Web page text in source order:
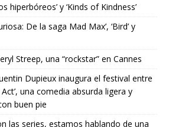
hiperbóreos’ y ‘Kinds of Kindness’
De la saga Mad Max’, ‘Bird’ y
Streep, una “rockstar” en Cannes
Dupieux inaugura el festival entre
una comedia absurda ligera y
buen pie
las series, estamos hablando de una